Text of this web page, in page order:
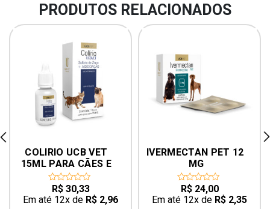
PRODUTOS RELACIONADOS
COLIRIO UCB VET
15ML PARA CÃES E
GATOS
out
of
R$30,33
Em até 12x de R$ 2,96
IVERMECTAN PET 12
MG
out
of
R$24,00
Em até 12x de R$ 2,35